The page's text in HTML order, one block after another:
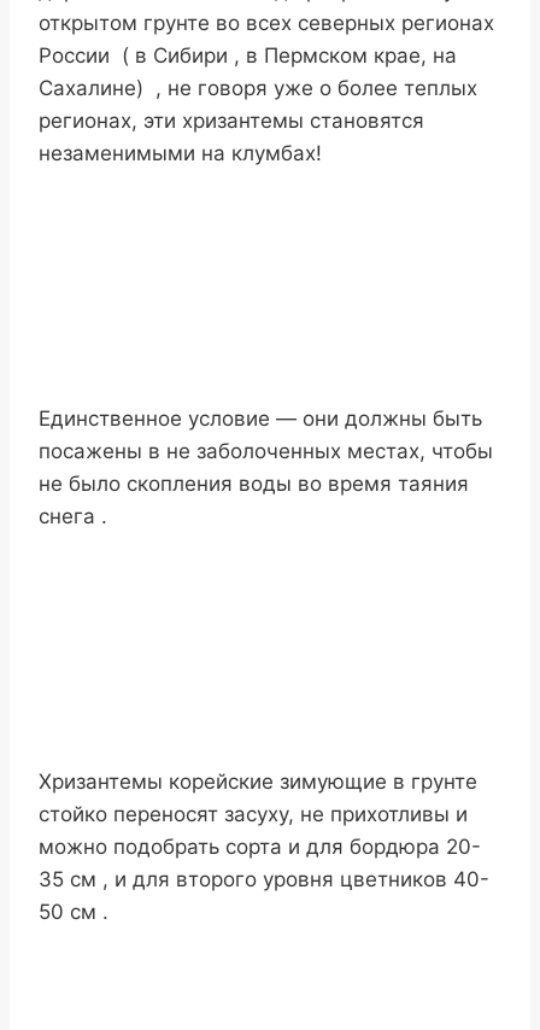
открытом грунте во всех северных регионах
России ( в Сибири , в Пермском крае, на
Сахалине) , не говоря уже о более теплых
регионах, эти хризантемы становятся
незаменимыми на клумбах!
Единственное условие — они должны быть
посажены в не заболоченных местах, чтобы
не было скопления воды во время таяния
снега .
Хризантемы корейские зимующие в грунте
стойко переносят засуху, не прихотливы и
можно подобрать сорта и для бордюра 20-
35 см , и для второго уровня цветников 40-
50 см .